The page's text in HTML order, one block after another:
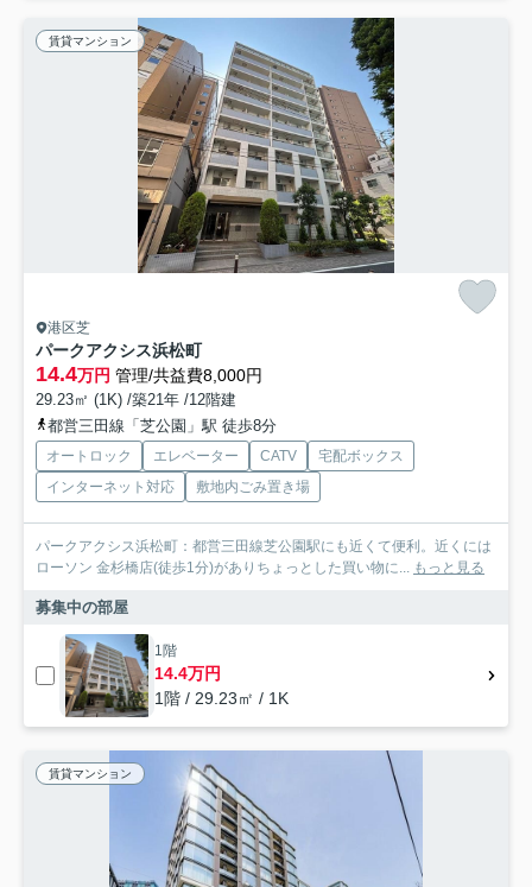
賃貸マンション
港区芝
パークアクシス浜松町
14.4万円 管理/共益費8,000円
29.23㎡ (1K) /築21年 /12階建
都営三田線「芝公園」駅 徒歩8分
オートロック エレベーター CATV
宅配ボックス
インターネット対応
敷地内ごみ置き場
パークアクシス浜松町：都営三田線芝公園駅にも近くて便利。近くには
ローソン 金杉橋店(徒歩1分)がありちょっとした買い物に... もっと見る
募集中の部屋
1階
14.4万円
1階 / 29.23㎡ / 1K
賃貸マンション